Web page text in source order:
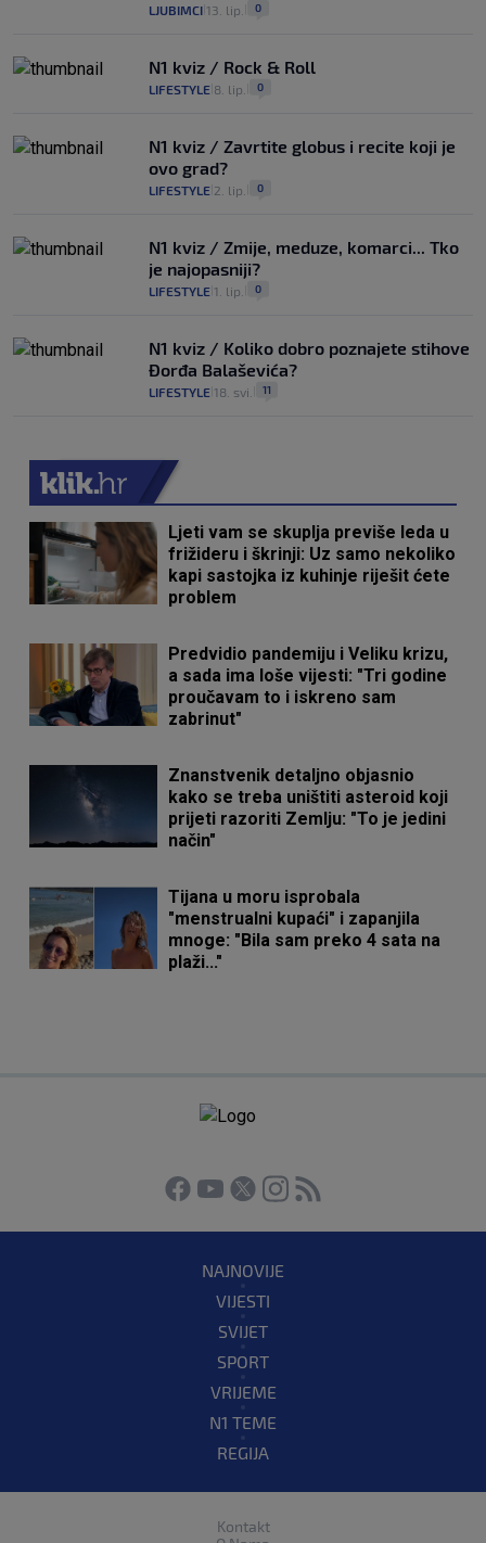
LJUBIMCI 13. lip. 0
N1 kviz / Rock & Roll
LIFESTYLE 8. lip. 0
N1 kviz / Zavrtite globus i recite koji je
ovo grad?
LIFESTYLE 2. lip. 0
N1 kviz / Zmije, meduze, komarci... Tko
je najopasniji?
LIFESTYLE 1. lip. 0
N1 kviz / Koliko dobro poznajete stihove
Đorđa Balaševića?
LIFESTYLE 18. svi. 11
Ljeti vam se skuplja previše leda u
frižideru i škrinji: Uz samo nekoliko
kapi sastojka iz kuhinje riješit ćete
problem
Predvidio pandemiju i Veliku krizu,
a sada ima loše vijesti: "Tri godine
proučavam to i iskreno sam
zabrinut"
Znanstvenik detaljno objasnio
kako se treba uništiti asteroid koji
prijeti razoriti Zemlju: "To je jedini
način"
Tijana u moru isprobala
"menstrualni kupaći" i zapanjila
mnoge: "Bila sam preko 4 sata na
plaži..."
NAJNOVIJE
VIJESTI
SVIJET
SPORT
VRIJEME
N1 TEME
REGIJA
Kontakt